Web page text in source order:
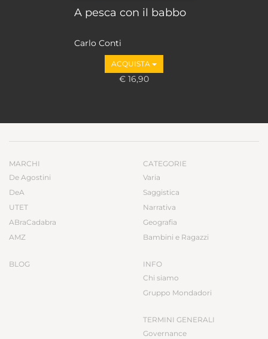
A pesca con il babbo
Carlo Conti
ACQUISTA
€ 16,90
MARCHI
De Agostini
DeA
UTET
ABraCadabra
AMZ
BLOG
CATEGORIE
Varia
Saggistica
Narrativa
Geografia
Bambini e Ragazzi
INFO
Chi siamo
Gruppo Mondadori
TERMINI GENERALI
Governance